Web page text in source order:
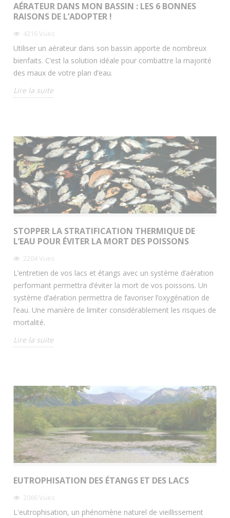
AÉRATEUR DANS MON BASSIN : LES 6 BONNES
RAISONS DE L’ADOPTER !
4216Vues
Utiliser un aérateur dans son bassin apporte de nombreux
bienfaits. C’est la solution idéale pour combattre la majorité
des maux de votre plan d’eau.
Lire la suite
STOPPER LA STRATIFICATION THERMIQUE DE
L’EAU POUR ÉVITER LA MORT DES POISSONS
2204Vues
L’entretien de vos lacs et étangs avec un système d’aération
performant permettra d’éviter la mort de vos poissons. Un
système d’aération permettra de favoriser l’oxygénation de
l’eau. Une manière de limiter considérablement les risques de
mortalité.
Lire la suite
EUTROPHISATION DES ÉTANGS ET DES LACS
2066Vues
L'eutrophisation, un phénomène naturel de vieillissement